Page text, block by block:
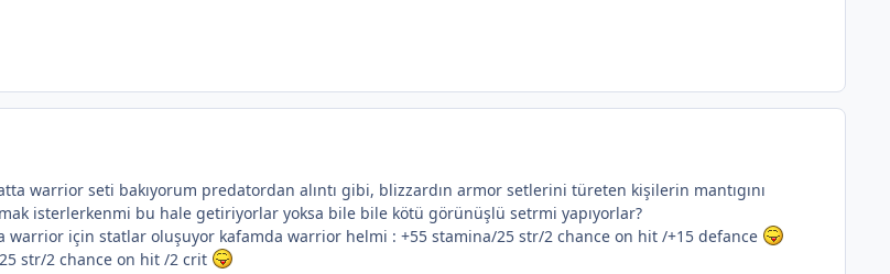
warrior seti bakıyorum predatordan alıntı gibi, blizzardın armor setlerini türeten kişilerin mantıgını
isterlerkenmi bu hale getiriyorlar yoksa bile bile kötü görünüşlü setrmi yapıyorlar?
warrior için statlar oluşuyor kafamda warrior helmi : +55 stamina/25 str/2 chance on hit /+15 defance
str/2 chance on hit /2 crit